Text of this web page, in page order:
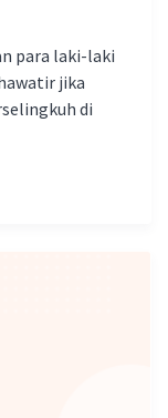
para laki-laki
jika
di